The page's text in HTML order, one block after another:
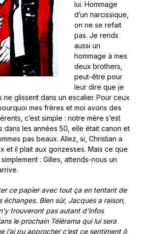
lui. Hommage
d’un narcissique,
on ne se refait
pas. Je rends
aussi un
hommage à mes
deux brothers,
peut-être pour
leur dire que je
ne glissent dans un escalier. Pour ceux
mes frères et moi avons des
c’est simple : notre mère s’est
dans les années 50, elle était canon et
pas beaux. Allez, si, Christian a
et il plait aux gonzesses. Mais ce que
: Gilles, attends-nous un
ce papier avec tout ça en tentant de
échanges. Bien sûr, Jacques a raison,
trouveront pas autant d’infos
le prochain Télérama qui lui sera
j’ai pu approcher c’est ce sentiment ô